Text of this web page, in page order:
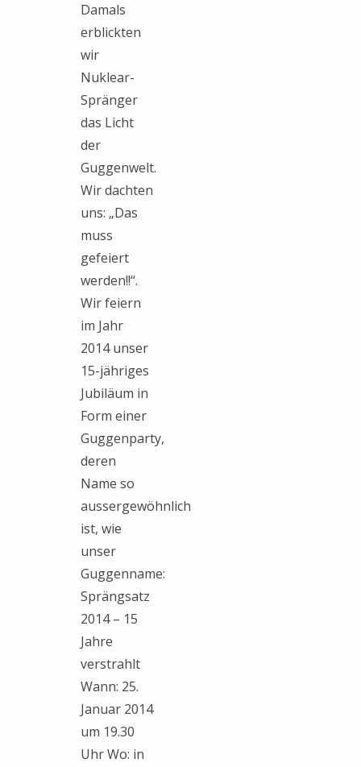
Damals
erblickten
wir
Nuklear-
Spränger
das Licht
der
Guggenwelt.
Wir dachten
uns: „Das
muss
gefeiert
werden!!“.
Wir feiern
im Jahr
2014 unser
15-jähriges
Jubiläum in
Form einer
Guggenparty,
deren
Name so
aussergewöhnlich
ist, wie
unser
Guggenname:
Sprängsatz
2014 – 15
Jahre
verstrahlt
Wann: 25.
Januar 2014
um 19.30
Uhr Wo: in